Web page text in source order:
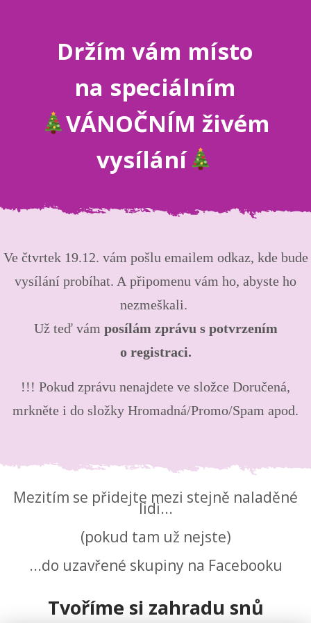
Držím vám místo
na speciálním
VÁNOČNÍM živém
vysílání
Ve čtvrtek 19.12. vám pošlu emailem odkaz, kde bude
vysílání probíhat. A připomenu vám ho, abyste ho
nezmeškali.
Už teď vám posílám zprávu s potvrzením
o registraci.
!!! Pokud zprávu nenajdete ve složce Doručená,
mrkněte i do složky Hromadná/Promo/Spam apod.
Mezitím se přidejte mezi stejně naladěné
lidi...
(pokud tam už nejste)
...do uzavřené skupiny na Facebooku
Tvoříme si zahradu snů